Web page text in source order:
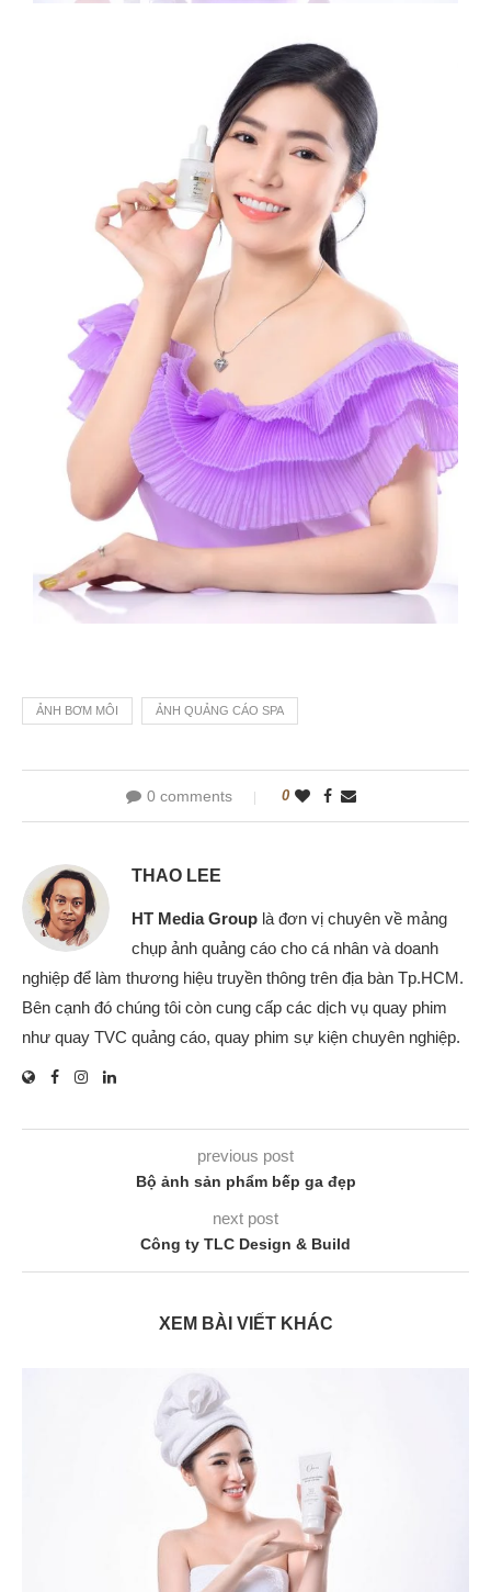
ẢNH BƠM MÔI ẢNH QUẢNG CÁO SPA
0 comments 0
THAO LEE
HT Media Group là đơn vị chuyên về mảng
chụp ảnh quảng cáo cho cá nhân và doanh
nghiệp để làm thương hiệu truyền thông trên địa bàn Tp.HCM.
Bên cạnh đó chúng tôi còn cung cấp các dịch vụ quay phim
như quay TVC quảng cáo, quay phim sự kiện chuyên nghiệp.
previous post
Bộ ảnh sản phẩm bếp ga đẹp
next post
Công ty TLC Design & Build
XEM BÀI VIẾT KHÁC